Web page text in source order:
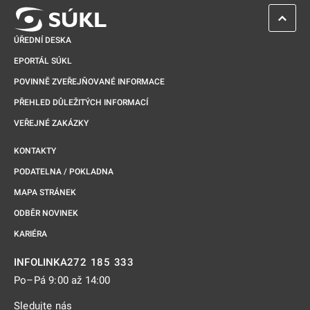
ÚŘEDNÍ DESKA
EPORTÁL SÚKL
POVINNĚ ZVEŘEJŇOVANÉ INFORMACE
PŘEHLED DŮLEŽITÝCH INFORMACÍ
VEŘEJNÉ ZAKÁZKY
KONTAKTY
PODATELNA / POKLADNA
MAPA STRÁNEK
ODBĚR NOVINEK
KARIÉRA
INFOLINKA272 185 333
Po–Pá 9:00 až 14:00
Sledujte nás
ZPĚT